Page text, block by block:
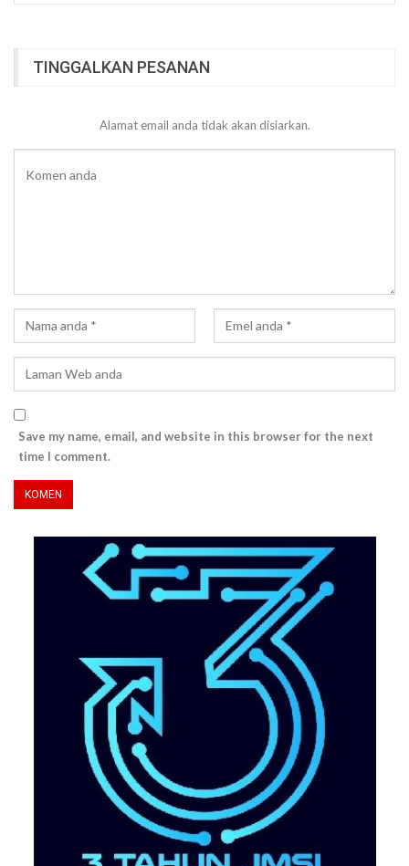
TINGGALKAN PESANAN
Alamat email anda tidak akan disiarkan.
Save my name, email, and website in this browser for the next
time I comment.